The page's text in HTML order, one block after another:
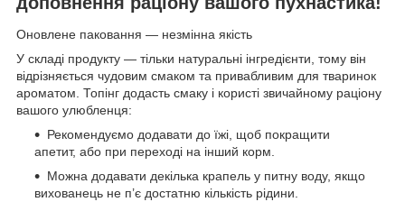
Оновлене паковання — незмінна якість
У складі продукту — тільки натуральні інгредієнти, тому він
відрізняється чудовим смаком та привабливим для тваринок
ароматом. Топінг додасть смаку і користі звичайному раціону
вашого улюбленця:
Рекомендуємо додавати до їжі, щоб покращити
апетит, або при переході на інший корм.
Можна додавати декілька крапель у питну воду, якщо
вихованець не п’є достатню кількість рідини.